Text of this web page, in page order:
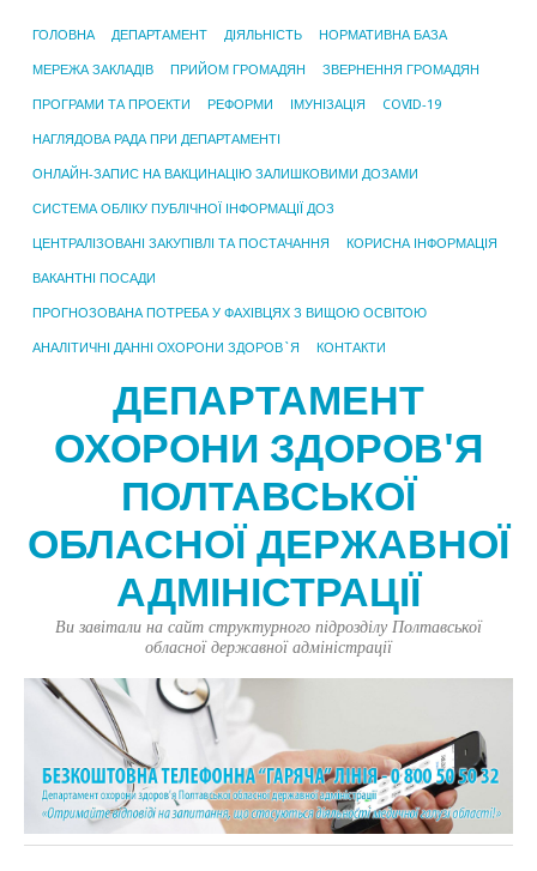
ГОЛОВНА ДЕПАРТАМЕНТ ДІЯЛЬНІСТЬ НОРМАТИВНА БАЗА
МЕРЕЖА ЗАКЛАДІВ ПРИЙОМ ГРОМАДЯН ЗВЕРНЕННЯ ГРОМАДЯН
ПРОГРАМИ ТА ПРОЕКТИ РЕФОРМИ ІМУНІЗАЦІЯ COVID-19
НАГЛЯДОВА РАДА ПРИ ДЕПАРТАМЕНТІ
ОНЛАЙН-ЗАПИС НА ВАКЦИНАЦІЮ ЗАЛИШКОВИМИ ДОЗАМИ
СИСТЕМА ОБЛІКУ ПУБЛІЧНОЇ ІНФОРМАЦІЇ ДОЗ
ЦЕНТРАЛІЗОВАНІ ЗАКУПІВЛІ ТА ПОСТАЧАННЯ КОРИСНА ІНФОРМАЦІЯ
ВАКАНТНІ ПОСАДИ
ПРОГНОЗОВАНА ПОТРЕБА У ФАХІВЦЯХ З ВИЩОЮ ОСВІТОЮ
АНАЛІТИЧНІ ДАННІ ОХОРОНИ ЗДОРОВ`Я КОНТАКТИ
ДЕПАРТАМЕНТ
ОХОРОНИ ЗДОРОВ'Я
ПОЛТАВСЬКОЇ
ОБЛАСНОЇ ДЕРЖАВНОЇ
АДМІНІСТРАЦІЇ
Ви завітали на сайт структурного підрозділу Полтавської
обласної державної адміністрації